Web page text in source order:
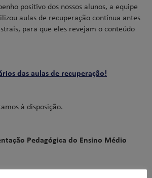
positivo dos nossos alunos, a equipe
aulas de recuperação contínua antes
para que eles revejam o conteúdo
das aulas de recuperação!
à disposição.
Pedagógica do Ensino Médio